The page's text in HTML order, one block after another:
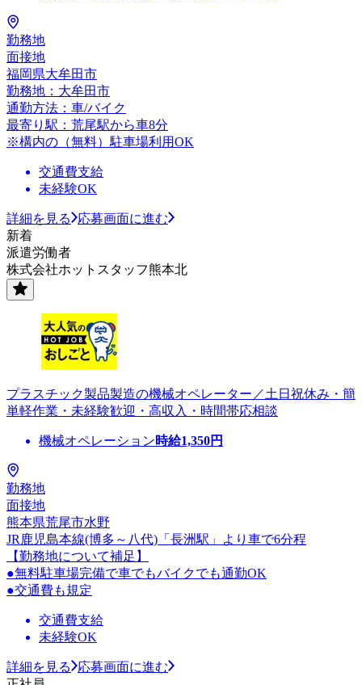
勤務地
面接地
福岡県大牟田市
勤務地：大牟田市
通勤方法：車/バイク
最寄り駅：荒尾駅から車8分
※構内の（無料）駐車場利用OK
交通費支給
未経験OK
詳細を見る
応募画面に進む
新着
派遣労働者
株式会社ホットスタッフ熊本北
プラスチック製品製造の機械オペレーター／土日祝休み・簡
単軽作業・未経験歓迎・高収入・時間帯応相談
機械オペレーション時給1,350円
勤務地
面接地
熊本県荒尾市水野
JR鹿児島本線(博多～八代)「長洲駅」より車で6分程
【勤務地について補足】
●無料駐車場完備で車でもバイクでも通勤OK
●交通費も規定
交通費支給
未経験OK
詳細を見る
応募画面に進む